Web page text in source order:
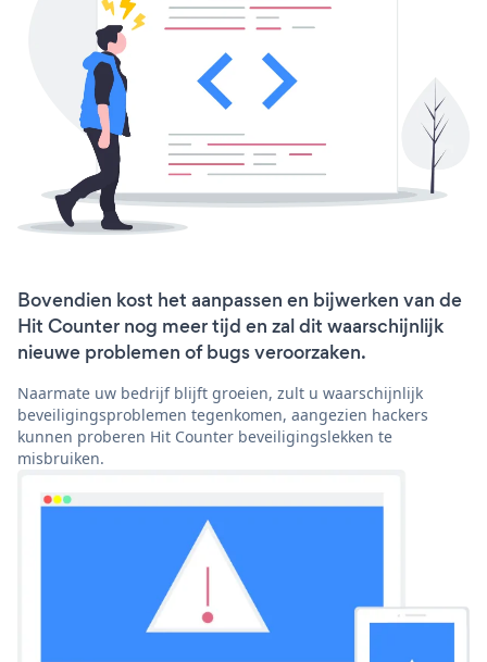
Bovendien kost het aanpassen en bijwerken van de
Hit Counter nog meer tijd en zal dit waarschijnlijk
nieuwe problemen of bugs veroorzaken.
Naarmate uw bedrijf blijft groeien, zult u waarschijnlijk
beveiligingsproblemen tegenkomen, aangezien hackers
kunnen proberen Hit Counter beveiligingslekken te
misbruiken.